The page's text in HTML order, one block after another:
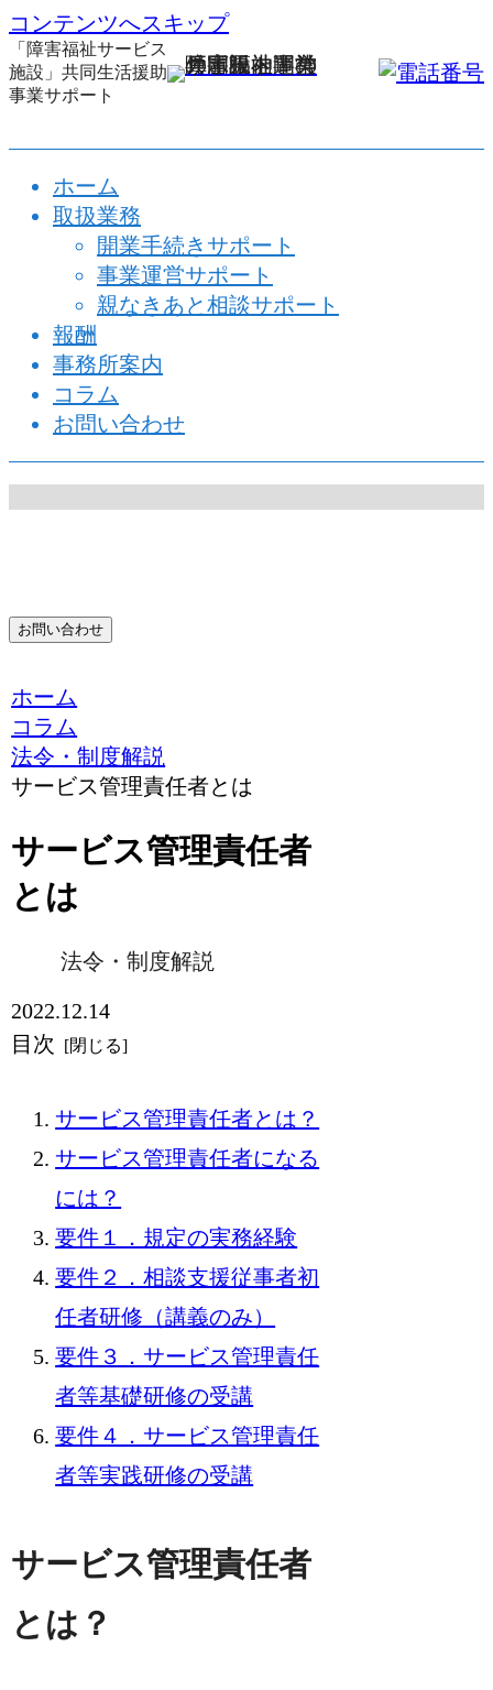
コンテンツへスキップ
「障害福祉サービス
施設」共同生活援助
事業サポート
ホーム
取扱業務
開業手続きサポート
事業運営サポート
​親なきあと相談サポート
報酬
事務所案内
コラム
お問い合わせ
お問い合わせ
ホーム
コラム
法令・制度解説
サービス管理責任者とは
サービス管理責任者
とは
法令・制度解説
2022.12.14
目次
サービス管理責任者とは？
サービス管理責任者になる
には？
要件１．規定の実務経験
要件２．相談支援従事者初
任者研修（講義のみ）
要件３．サービス管理責任
者等基礎研修の受講
要件４．サービス管理責任
者等実践研修の受講
サービス管理責任者
とは？